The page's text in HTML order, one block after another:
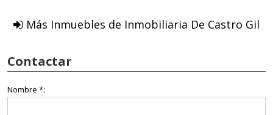
Más Inmuebles de Inmobiliaria De Castro Gil
Contactar
Nombre *: